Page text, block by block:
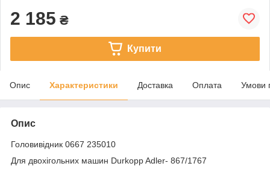
2 185 ₴
Купити
Опис Характеристики Доставка Оплата Умови
Опис
Головивідник 0667 235010
Для двохігольних машин Durkopp Adler- 867/1767